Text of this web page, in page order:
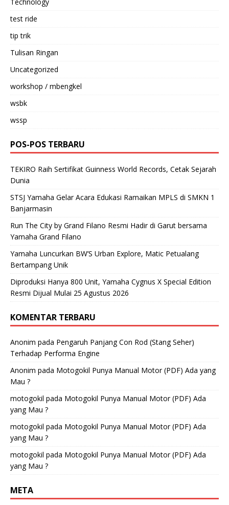
test ride
tip trik
Tulisan Ringan
Uncategorized
workshop / mbengkel
wsbk
wssp
POS-POS TERBARU
TEKIRO Raih Sertifikat Guinness World Records, Cetak Sejarah
Dunia
STSJ Yamaha Gelar Acara Edukasi Ramaikan MPLS di SMKN 1
Banjarmasin
Run The City by Grand Filano Resmi Hadir di Garut bersama
Yamaha Grand Filano
Yamaha Luncurkan BW’S Urban Explore, Matic Petualang
Bertampang Unik
Diproduksi Hanya 800 Unit, Yamaha Cygnus X Special Edition
Resmi Dijual Mulai 25 Agustus 2026
KOMENTAR TERBARU
Anonim pada Pengaruh Panjang Con Rod (Stang Seher)
Terhadap Performa Engine
Anonim pada Motogokil Punya Manual Motor (PDF) Ada yang
Mau ?
motogokil pada Motogokil Punya Manual Motor (PDF) Ada
yang Mau ?
motogokil pada Motogokil Punya Manual Motor (PDF) Ada
yang Mau ?
motogokil pada Motogokil Punya Manual Motor (PDF) Ada
yang Mau ?
META